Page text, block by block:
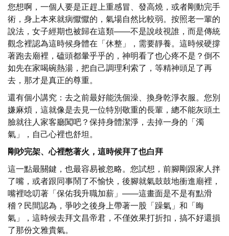
您想啊，一個人要是正趕上重感冒、發高燒，或者剛動完手
術，身上本來就病懨懨的，氣場自然比較弱。按照老一輩的
說法，女子經期也被歸在這類——不是說歧視誰，而是傳統
觀念裡認為這時候身體在「休整」，需要靜養。這時候硬撐
著跑去廟裡，磕頭都暈乎乎的，神明看了也心疼不是？倒不
如先在家喝碗熱湯，把自己調理利索了，等精神頭足了再
去，那才是真正的尊重。
還有個小講究：去之前最好能洗個澡、換身乾淨衣服。您別
嫌麻煩，這就像是去見一位特別敬重的長輩，總不能灰頭土
臉就往人家客廳闖吧？保持身體潔淨，去掉一身的「濁
氣」，自己心裡也舒坦。
剛吵完架、心裡憋著火，這時候拜了也白拜
這一點最關鍵，也最容易被忽略。您試想，前腳剛跟家人拌
了嘴，或者跟同事鬧了不愉快，後腳就氣鼓鼓地衝進廟裡，
嘴裡唸叨著「保佑我升職加薪」——這畫面是不是有點滑
稽？民間認為，爭吵之後身上帶著一股「躁氣」和「晦
氣」，這時候去拜文昌帝君，不僅效果打折扣，搞不好還損
了那份文雅貴氣。